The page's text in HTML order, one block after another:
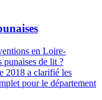
en Loire-
de lit ?
2018 a clarifié les
pour le département